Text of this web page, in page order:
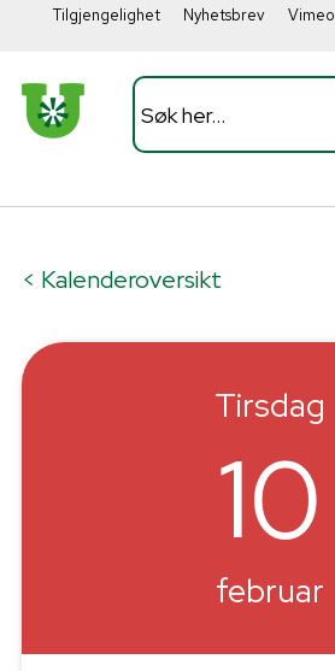
Tilgjengelighet Nyhetsbrev Vimeo
< Kalenderoversikt
Tirsdag
10
februar